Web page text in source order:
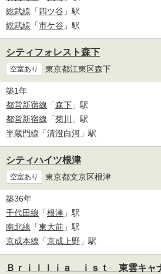
総武線 「四ツ谷 」駅
総武線 「市ケ谷 」駅
シティフォレスト森下
空室あり 東京都江東区森下
築1年
都営新宿線 「森下 」駅
都営新宿線 「菊川
」駅
半蔵門線 「清澄白河 」駅
シティハイツ根津
空室あり 東京都文京区根津
築36年
千代田線 「根津 」駅
南北線 「東大前 」駅
京成本線 「京成上野 」駅
Ｂｒｉｌｌｉａ ｉｓｔ 東雲キャ